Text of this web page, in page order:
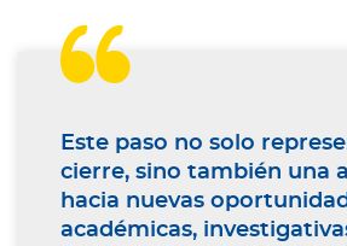

Este paso no solo
cierre, sino también una
hacia nuevas
académicas,